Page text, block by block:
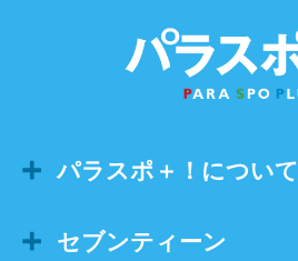
パラスポ＋！について
セブンティーン